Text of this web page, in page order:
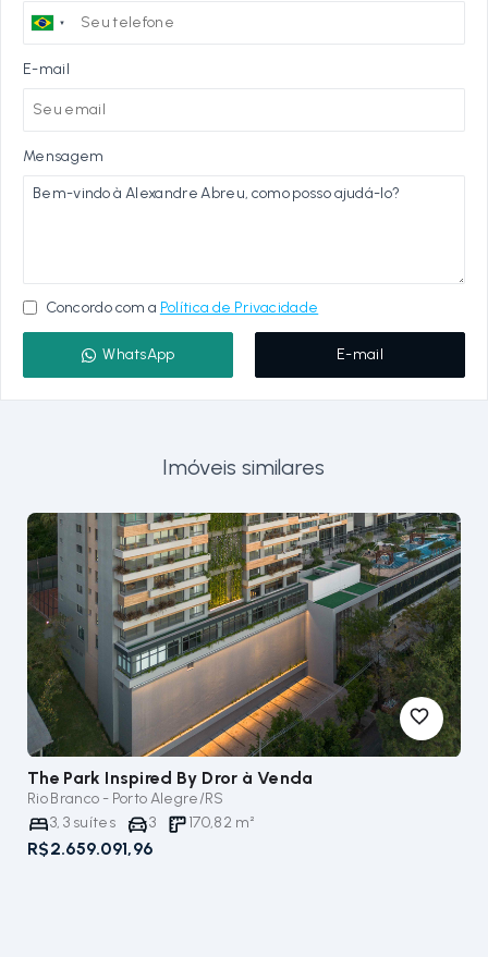
E-mail
Mensagem
Concordo com a Política de Privacidade
WhatsApp E-mail
Imóveis similares
The Park Inspired By Dror à Venda
Rio Branco - Porto Alegre/RS
3,3 suítes 3 170,82 m²
R$2.659.091,96